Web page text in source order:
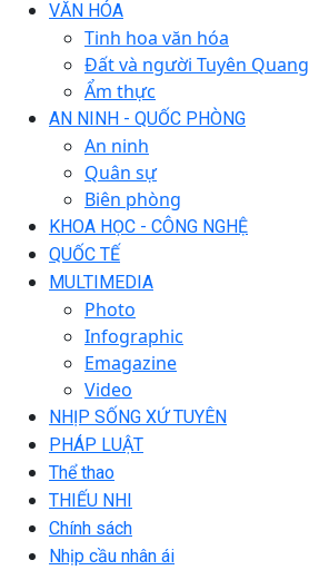
VĂN HÓA
Tinh hoa văn hóa
Đất và người Tuyên Quang
Ẩm thực
AN NINH - QUỐC PHÒNG
An ninh
Quân sự
Biên phòng
KHOA HỌC - CÔNG NGHỆ
QUỐC TẾ
MULTIMEDIA
Photo
Infographic
Emagazine
Video
NHỊP SỐNG XỨ TUYÊN
PHÁP LUẬT
Thể thao
THIẾU NHI
Chính sách
Nhịp cầu nhân ái